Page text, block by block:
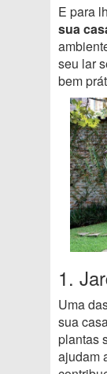
E para
sua
seu lar
bem
1.
Uma
sua
plantas
ajudam